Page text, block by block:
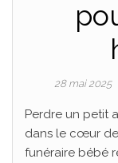
28 mai 2025
Perdre un petit
dans le cœur
funéraire bébé